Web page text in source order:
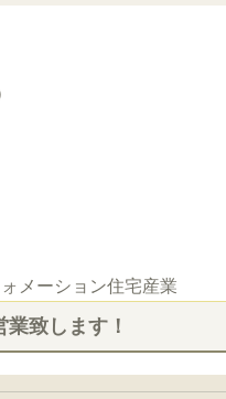
メーション住宅産業
致します！